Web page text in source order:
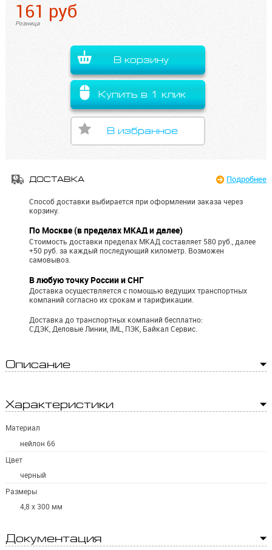
161 руб
Розница
В корзину
Купить в 1 клик
В избранное
ДОСТАВКА Подробнее
Способ доставки выбирается при оформлении заказа через
корзину.
По Москве (в пределах МКАД и далее)
Стоимость доставки пределах МКАД составляет 580 руб., далее
+50 руб. за каждый последующий километр. Возможен
самовывоз.
В любую точку России и СНГ
Доставка осуществляется с помощью ведущих транспортных
компаний согласно их срокам и тарификации.
Доставка до транспортных компаний бесплатно:
СДЭК, Деловые Линии, IML, ПЭК, Байкал Сервис.
Описание
Характеристики
Материал
нейлон 66
Цвет
черный
Размеры
4,8 x 300 мм
Документация